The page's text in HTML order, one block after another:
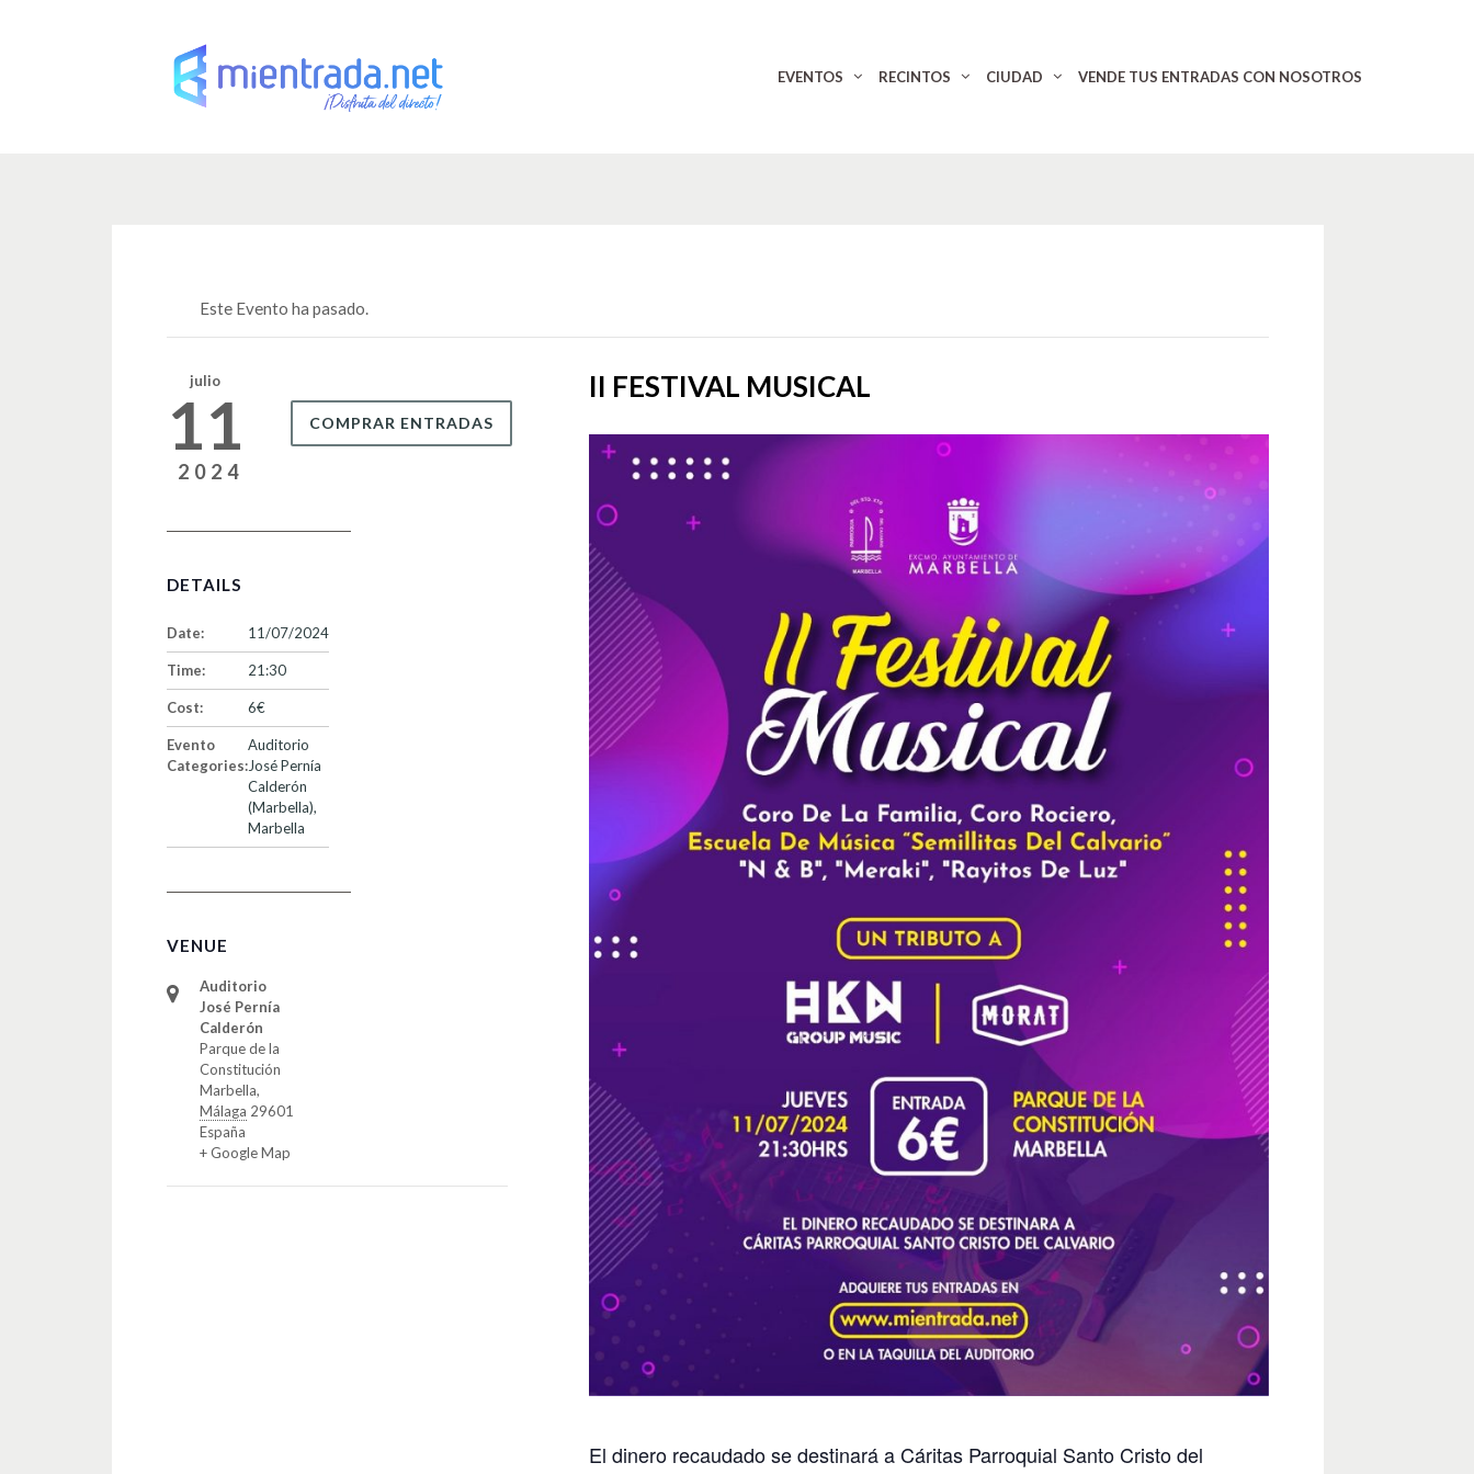
EVENTOS RECINTOS CIUDAD VENDE TUS ENTRADAS CON NOSOTROS
Este Evento ha pasado.
II FESTIVAL MUSICAL
El dinero recaudado se destinará a Cáritas Parroquial Santo Cristo del
julio
11
2024
COMPRAR ENTRADAS
DETAILS
Date: 11/07/2024
Time: 21:30
Cost: 6€
Evento
Categories:
Auditorio
José Pernía
Calderón
(Marbella),
Marbella
VENUE
Auditorio
José Pernía
Calderón
Parque de la
Constitución
Marbella,
Málaga 29601
España
+ Google Map